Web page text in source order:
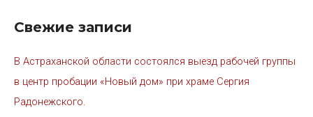
Свежие записи
В Астраханской области состоялся выезд рабочей группы
в центр пробации «Новый дом» при храме Сергия
Радонежского.